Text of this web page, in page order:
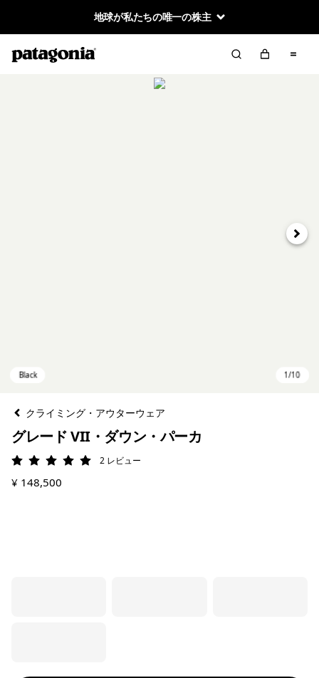
地球が私たちの唯一の株主
次へ
クライミング・アウターウェア
グレード VII・ダウン・パーカ
評価: 5 / 5 2 レビュー
¥ 148,500